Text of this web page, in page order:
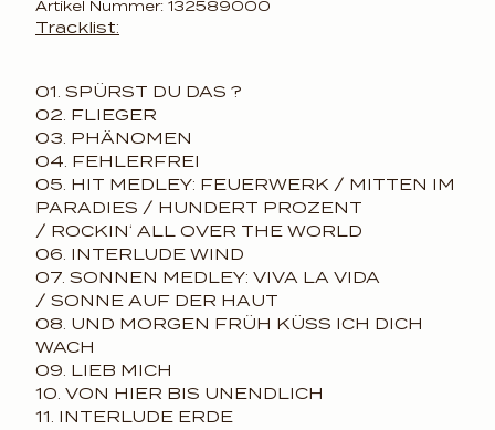
Artikel Nummer: 132589000
Tracklist:
01. SPÜRST DU DAS ?
02. FLIEGER
03. PHÄNOMEN
04. FEHLERFREI
05. HIT MEDLEY: FEUERWERK / MITTEN IM
PARADIES / HUNDERT PROZENT
/ ROCKIN‘ ALL OVER THE WORLD
06. INTERLUDE WIND
07. SONNEN MEDLEY: VIVA LA VIDA
/ SONNE AUF DER HAUT
08. UND MORGEN FRÜH KÜSS ICH DICH
WACH
09. LIEB MICH
10. VON HIER BIS UNENDLICH
11. INTERLUDE ERDE